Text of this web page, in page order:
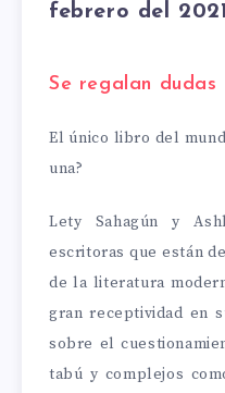
febrero del 2021
Se regalan dudas
El único libro del
una?
Lety Sahagún y
escritoras que están
de la literatura
gran receptividad en
sobre el
tabú y complejos